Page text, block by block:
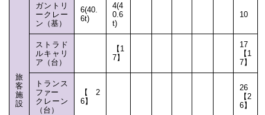
旅
客
施
設
ガントリ
ークレー
ン（基）
6(40.
6t)
4(4
0.6
t)
10
ストラド
ルキャリ
ア（台）
【1
7】
17
【1
7】
トランス
ファー
クレーン
（台）
【2
6】
26
【2
6】